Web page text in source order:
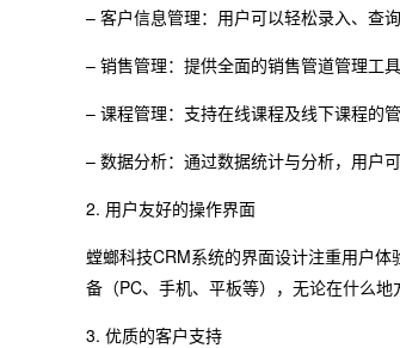
– 客户信息管理：用户可以轻松录入、查
– 销售管理：提供全面的销售管道管理工
– 课程管理：支持在线课程及线下课程的
– 数据分析：通过数据统计与分析，用户
2. 用户友好的操作界面
螳螂科技CRM系统的界面设计注重用户
备（PC、手机、平板等），无论在什么地
3. 优质的客户支持